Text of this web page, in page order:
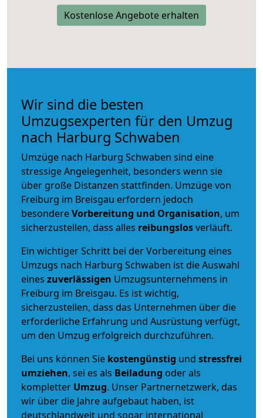
Kostenlose Angebote erhalten
Wir sind die besten
Umzugsexperten für den Umzug
nach Harburg Schwaben
Umzüge nach Harburg Schwaben sind eine
stressige Angelegenheit, besonders wenn sie
über große Distanzen stattfinden. Umzüge von
Freiburg im Breisgau erfordern jedoch
besondereVorbereitung und Organisation, um
sicherzustellen, dass alles reibungslosverläuft.
Ein wichtiger Schritt bei der Vorbereitung eines
Umzugs nach Harburg Schwaben ist die Auswahl
eines zuverlässigen Umzugsunternehmens in
Freiburg im Breisgau. Es ist wichtig,
sicherzustellen, dass das Unternehmen über die
erforderliche Erfahrung und Ausrüstung verfügt,
um den Umzug erfolgreich durchzuführen.
Bei uns können Sie kostengünstig und stressfrei
umziehen, sei es als Beiladung oder als
kompletter Umzug. Unser Partnernetzwerk, das
wir über die Jahre aufgebaut haben, ist
deutschlandweit und sogar international